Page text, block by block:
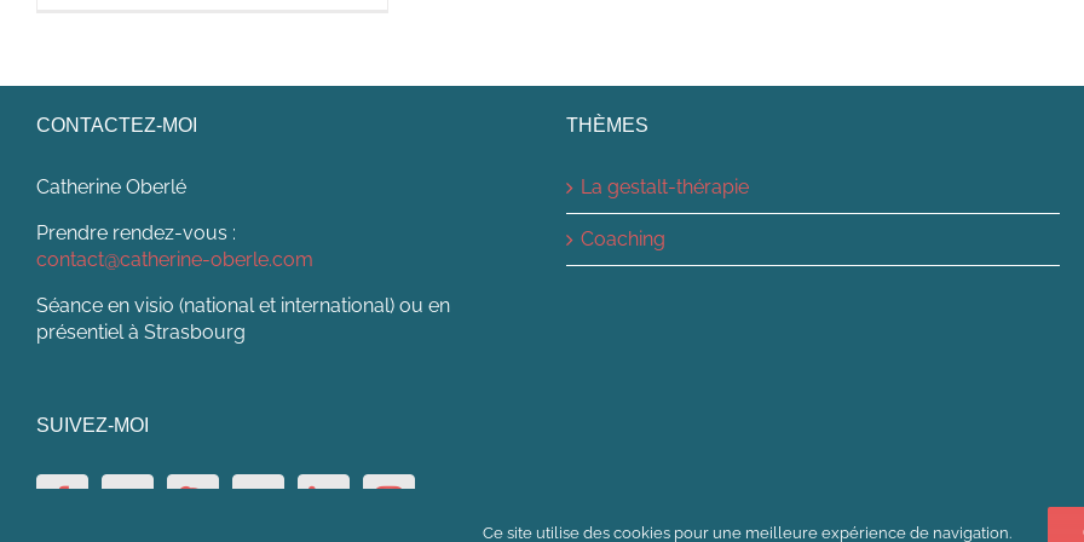
CONTACTEZ-MOI
Catherine Oberlé
Prendre rendez-vous :
contact@catherine-oberle.com
Séance en visio (national et international) ou en
présentiel à Strasbourg
SUIVEZ-MOI
THÈMES
La gestalt-thérapie
Coaching
Ce site utilise des cookies pour une meilleure expérience de navigation.